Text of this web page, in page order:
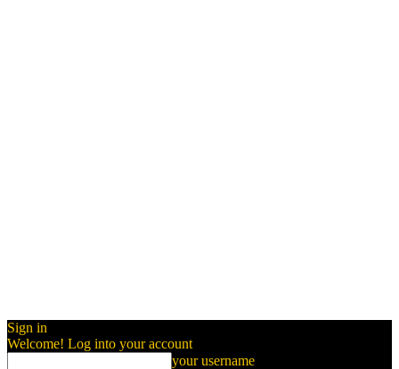
Sign in
Welcome! Log into your account
your username